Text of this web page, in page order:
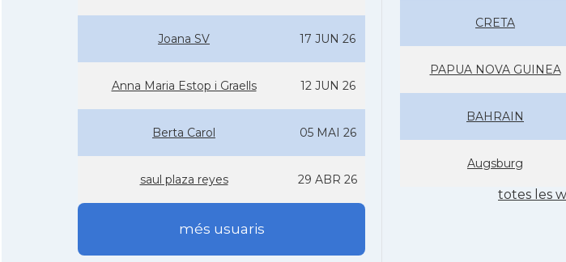
Joana SV 17 JUN 26
Anna Maria Estop i Graells 12 JUN 26
Berta Carol 05 MAI 26
saul plaza reyes 29 ABR 26
més usuaris
CRETA
PAPUA NOVA GUINEA
BAHRAIN
Augsburg
totes les